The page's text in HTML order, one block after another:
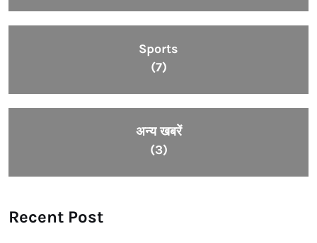
Sports
(7)
अन्य खबरें
(3)
Recent Post